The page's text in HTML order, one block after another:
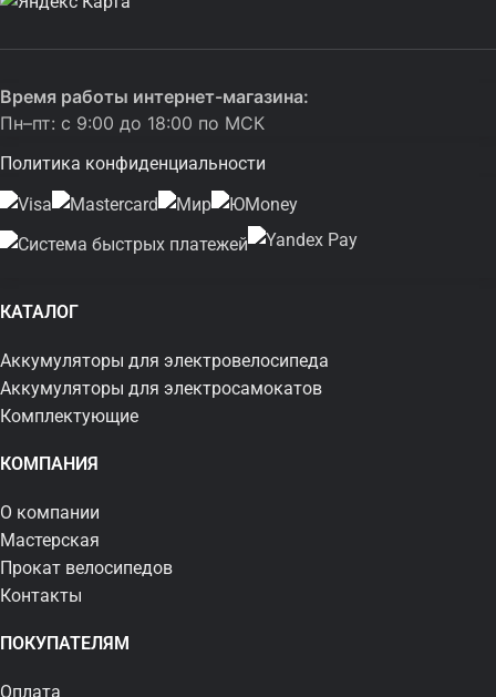
Время работы интернет-магазина:
Пн–пт: с 9:00 до 18:00 по МСК
Политика конфиденциальности
КАТАЛОГ
Аккумуляторы для электровелосипеда
Аккумуляторы для электросамокатов
Комплектующие
КОМПАНИЯ
О компании
Мастерская
Прокат велосипедов
Контакты
ПОКУПАТЕЛЯМ
Оплата